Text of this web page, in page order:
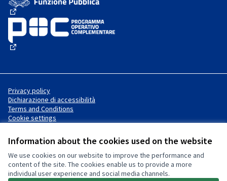
Information about the cookies used on the website
We use cookies on our website to improve the performance and
content of the site. The cookies enable us to provide a more
individual user experience and social media channels.
(External link)
Privacy policy
Dichiarazione di accessibilità
Terms and Conditions
Cookie settings
Creative Commons License
(External link)Website made withfree software
(External link)
.